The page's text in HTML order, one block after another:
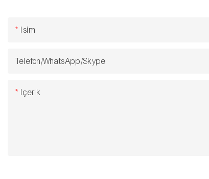
Isim
Telefon/WhatsApp/Skype
Içerik